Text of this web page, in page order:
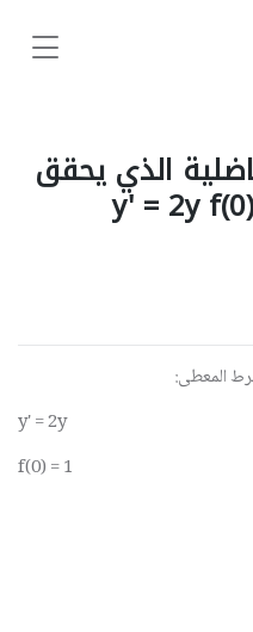
الذي يحقق
المعطى:
y' = 2y
f(0) = 1